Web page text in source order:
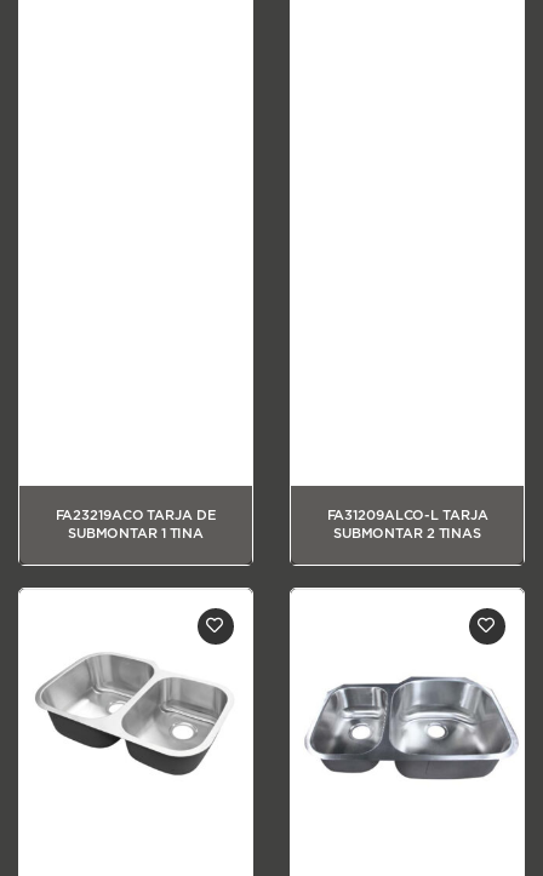
FA23219ACO TARJA DE
SUBMONTAR 1 TINA
FA31209ALCO-L TARJA
SUBMONTAR 2 TINAS